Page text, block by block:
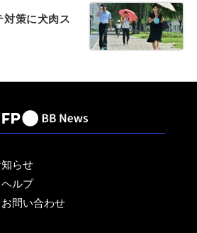
策に犬肉ス
らせ
ルプ
問い合わせ